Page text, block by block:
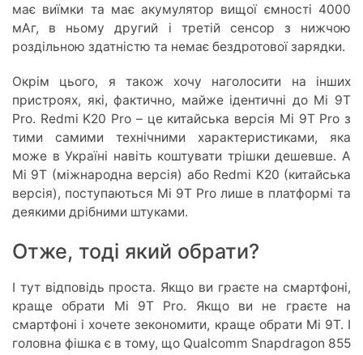
має виїмки та має акумулятор вищої ємності 4000
мАг, в ньому другий і третій сенсор з нижчою
роздільною здатністю та немає бездротової зарядки.
Окрім цього, я також хочу наголосити на інших
пристроях, які, фактично, майже ідентичні до Mi 9T
Pro. Redmi K20 Pro – це китайська версія Mi 9T Pro з
тими самими технічними характеристиками, яка
може в Україні навіть коштувати трішки дешевше. А
Mi 9T (міжнародна версія) або Redmi K20 (китайська
версія), поступаються Mi 9T Pro лише в платформі та
деякими дрібними штуками.
Отже, тоді який обрати?
І тут відповідь проста. Якщо ви граєте на смартфоні,
краще обрати Mi 9T Pro. Якщо ви не граєте на
смартфоні і хочете зекономити, краще обрати Mi 9T. І
головна фішка є в тому, що Qualcomm Snapdragon 855